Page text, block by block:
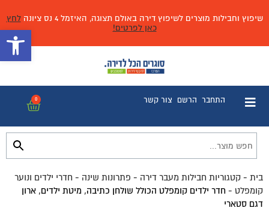
שיפוץ וחבילות מוצרים לשיפוץ דירה באולם תצוגה, האיזמל 4 נס ציונה
לחץ
כאן לפרטים!
התחבר הרשם צור קשר 0
בית - קטגוריות חבילות מעבר דירה - פתרונות שינה - חדרי ילדים ונוער
קומפלט - חדר ילדים קומפלט הכולל שולחן כתיבה, מיטת ילדים, ארון
דגם סטארי